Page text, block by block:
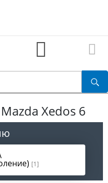
Xedos 6
[1]